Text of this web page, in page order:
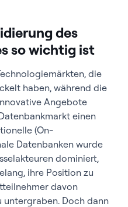
des
so wichtig ist
die
haben, während die
Angebote
einen
(On-
Datenbanken wurde
dominiert,
ihre Position zu
davon
untergraben. Doch dann